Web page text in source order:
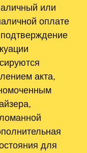
или
оплате
подтверждение
акта,
для